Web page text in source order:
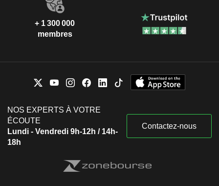
+ 1 300 000
membres
NOS EXPERTS À VOTRE
ÉCOUTE
Lundi - Vendredi 9h-12h / 14h-
18h
Contactez-nous